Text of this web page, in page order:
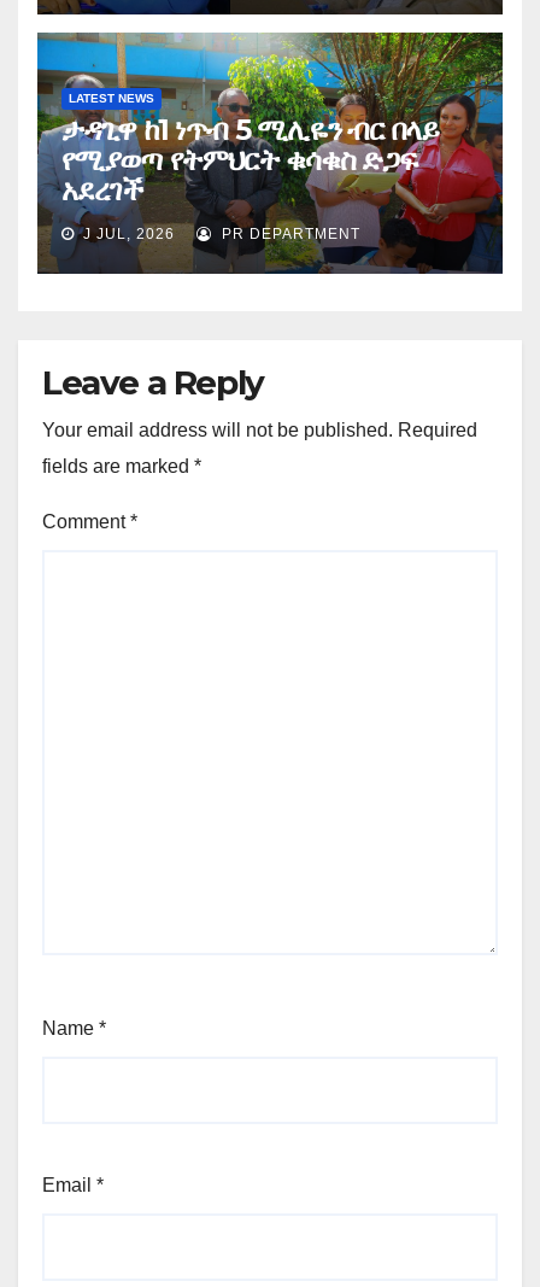
LATEST NEWS
ታዳጊዋ ከ1 ነጥብ 5 ሚሊዬን ብር በላይ
የሚያወጣ የትምህርት ቁሳቁስ ድጋፍ
አደረገች
J JUL, 2026 PR DEPARTMENT
Leave a Reply
Your email address will not be published. Required
fields are marked *
Comment*
Name *
Email *